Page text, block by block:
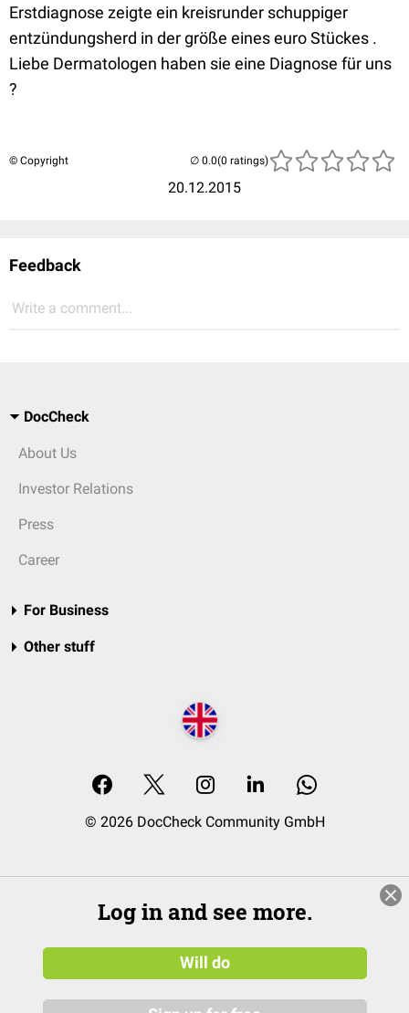
Erstdiagnose zeigte ein kreisrunder schuppiger
entzündungsherd in der größe eines euro Stückes .
Liebe Dermatologen haben sie eine Diagnose für uns
?
© Copyright
20.12.2015
(0 ratings)
Feedback
Write a comment...
DocCheck
About Us
Investor Relations
Press
Career
For Business
Other stuff
© 2026 DocCheck Community GmbH
Log in and see more.
Will do